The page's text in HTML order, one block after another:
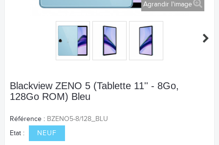
Agrandir l'image
Blackview ZENO 5 (Tablette 11'' - 8Go,
128Go ROM) Bleu
Référence : BZENO5-8/128_BLU
Etat :
NEUF